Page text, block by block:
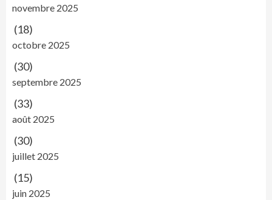
novembre 2025
(18)
octobre 2025
(30)
septembre 2025
(33)
août 2025
(30)
juillet 2025
(15)
juin 2025